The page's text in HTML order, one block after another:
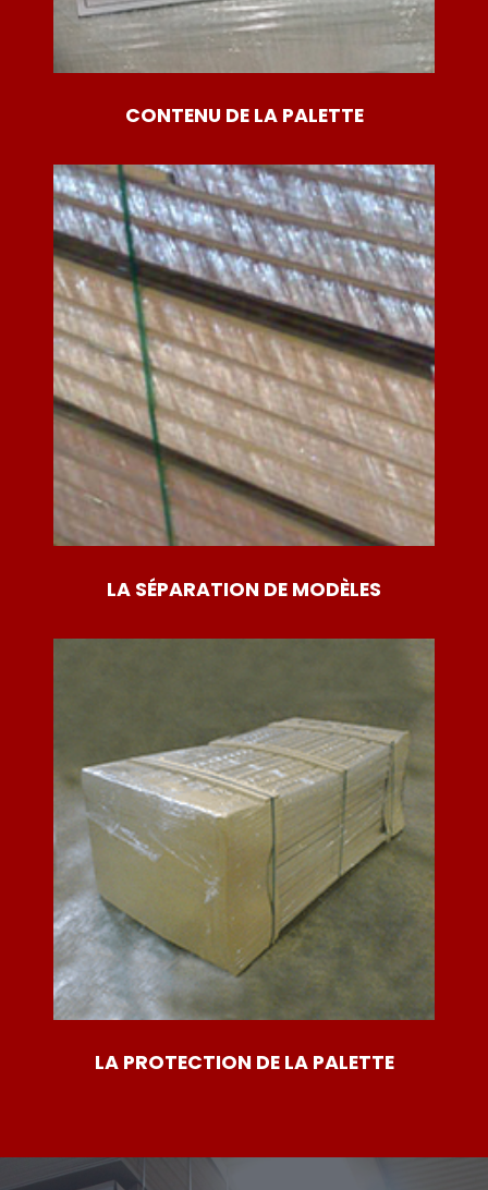
CONTENU DE LA PALETTE
LA SÉPARATION DE MODÈLES
LA PROTECTION DE LA PALETTE